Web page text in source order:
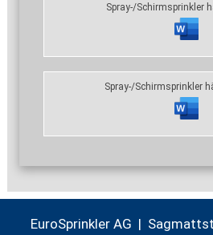
Spray-/Schirmsprinkler
Spray-/Schirmsprinkler
EuroSprinkler AG |